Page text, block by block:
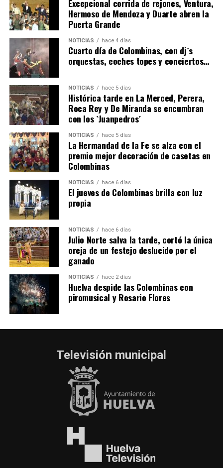
6º DÍA DE LAS FIESTAS COLOMBINAS 2026
hace 2 días Huelvatv
QUINTA CORRIDA DE LAS FIESTAS COLOMBINAS
2026
hace 3 días· Huelvatv
Excepcional corrida de rejones, Ventura,
Hermoso de Mendoza y Duarte abren la
Puerta Grande
NOTICIAS hace 4 días
Cuarto día de Colombinas, con dj´s
orquestas, coches topes y conciertos…
NOTICIAS hace 5 días
Histórica tarde en La Merced, Perera,
Roca Rey y De Miranda se encumbran
con los `Juanpedros´
NOTICIAS hace 5 días
La Hermandad de la Fe se alza con el
premio mejor decoración de casetas en
Colombinas
NOTICIAS hace 6 días
El jueves de Colombinas brilla con luz
propia
NOTICIAS hace 6 días
Julio Norte salva la tarde, cortó la única
oreja de un festejo deslucido por el
ganado
NOTICIAS hace 2 días
Huelva despide las Colombinas con
piromusical y Rosario Flores
Televisión municipal